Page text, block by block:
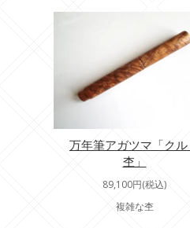
万年筆アガツマ「ク
杢」
89,100円(税込)
複雑な杢